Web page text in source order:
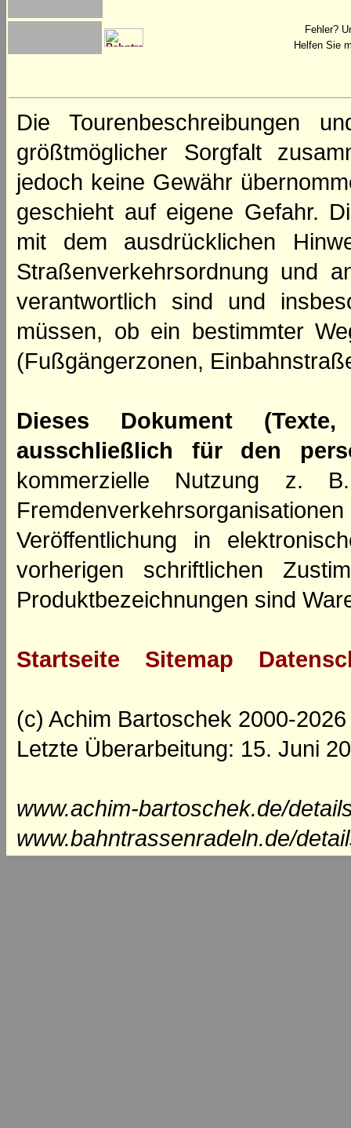
Fehler?
Helfen Sie
Die Tourenbeschreibungen
größtmöglicher Sorgfalt
jedoch keine Gewähr
geschieht auf eigene Gefahr.
mit dem ausdrücklichen
Straßenverkehrsordnung und
verantwortlich sind und
müssen, ob ein bestimmter
(Fußgängerzonen,
Dieses Dokument
ausschließlich für den
kommerzielle Nutzung z.
Veröffentlichung in
vorherigen schriftlichen
Produktbezeichnungen sind
Startseite Sitemap
(c) Achim Bartoschek 2000-2026
Letzte Überarbeitung: 15. Juni
www.achim-bartoschek.de/
www.bahntrassenradeln.de/